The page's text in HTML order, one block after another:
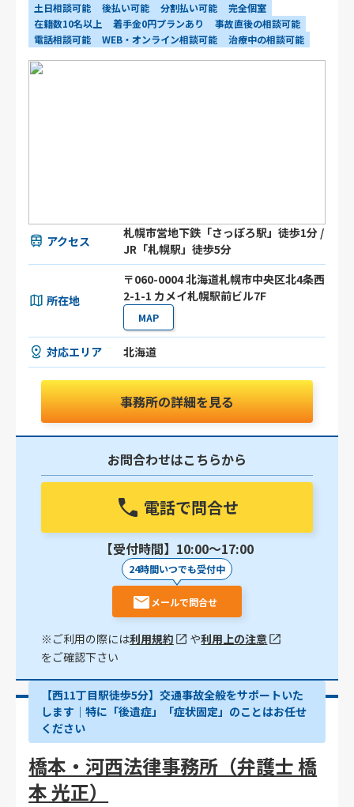
土日相談可能 後払い可能 分割払い可能
完全個室
在籍数10名以上
着手金0円プランあり
事故直後の相談可能
電話相談可能
WEB・オンライン相談可能 治療中の相談可能
アクセス
札幌市営地下鉄「さっぽろ駅」徒歩1分 /
JR「札幌駅」徒歩5分
所在地
〒060-0004 北海道札幌市中央区北4条西
2-1-1 カメイ札幌駅前ビル7F
MAP
対応エリア 北海道
事務所の詳細を見る
お問合わせはこちらから
電話で問合せ
【受付時間】10:00〜17:00
24時間いつでも受付中
メールで問合せ
※ご利用の際には利用規約 や利用上の注意
をご確認下さい
【西11丁目駅徒歩5分】交通事故全般をサポートいた
します｜特に「後遺症」「症状固定」のことはお任せ
ください
橋本・河西法律事務所（弁護士 橋
本 光正）